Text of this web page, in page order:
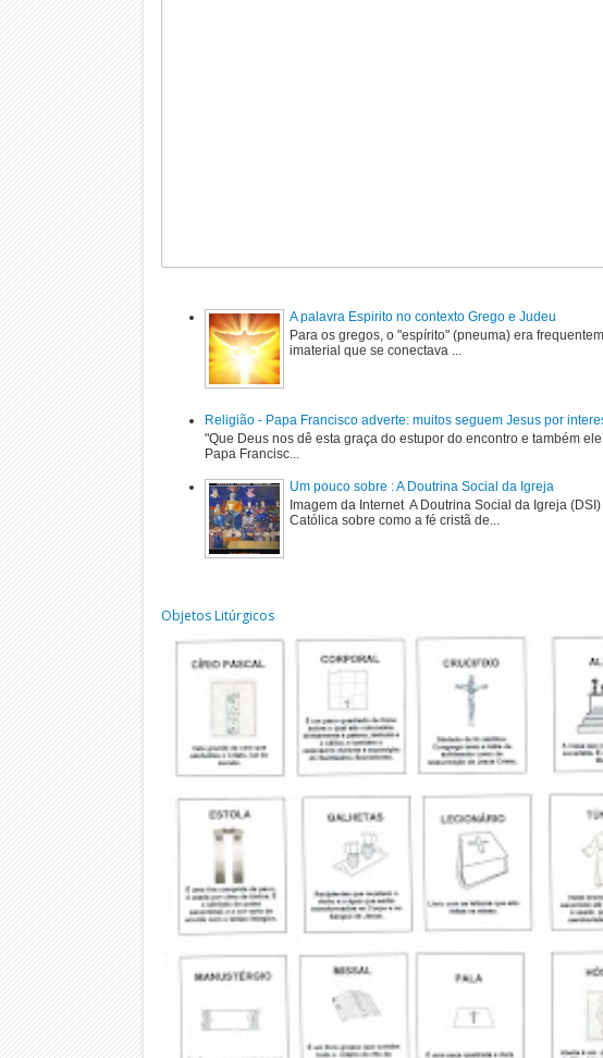
A palavra Espirito no contexto Grego e Judeu
Para os gregos, o "espírito" (pneuma) era
imaterial que se conectava ...
Religião - Papa Francisco adverte: muitos seguem Jesus por
"Que Deus nos dê esta graça do estupor do encontro e também
Papa Francisc...
Um pouco sobre : A Doutrina Social da Igreja
Imagem da Internet A Doutrina Social da Igreja
Católica sobre como a fé cristã de...
Objetos Litúrgicos